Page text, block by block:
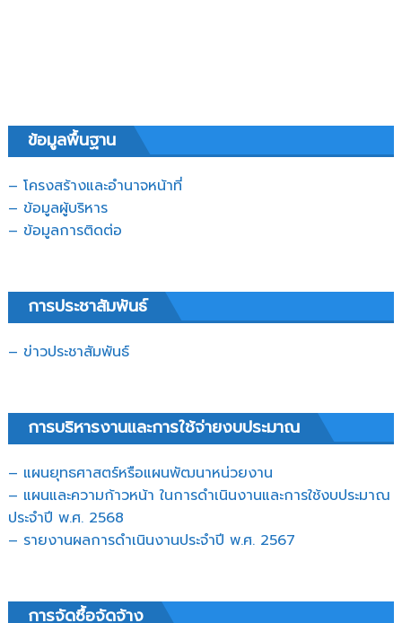
ข้อมูลพื้นฐาน
– โครงสร้างและอำนาจหน้าที่
– ข้อมูลผู้บริหาร
– ข้อมูลการติดต่อ
การประชาสัมพันธ์
– ข่าวประชาสัมพันธ์
การบริหารงานและการใช้จ่ายงบประมาณ
– แผนยุทธศาสตร์หรือแผนพัฒนาหน่วยงาน
– แผนและความก้าวหน้า ในการดำเนินงานและการใช้งบประมาณ
ประจำปี พ.ศ. 2568
– รายงานผลการดำเนินงานประจำปี พ.ศ. 2567
การจัดซื้อจัดจ้าง